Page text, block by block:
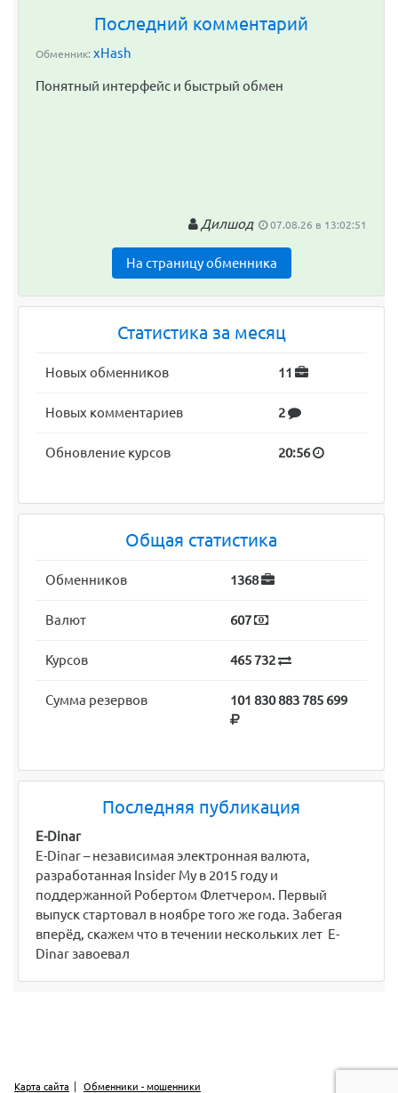
Последний комментарий
Обменник: xHash
Понятный интерфейс и быстрый обмен
Дилшод 07.08.26 в 13:02:51
На страницу обменника
Статистика за месяц
Новых обменников 11
Новых комментариев 2
Обновление курсов 20:56
Общая статистика
Обменников 1368
Валют 607
Курсов 465 732
Сумма резервов 101 830 883 785 699
Последняя публикация
E-Dinar
E-Dinar – независимая электронная валюта,
разработанная Insider My в 2015 году и
поддержанной Робертом Флетчером. Первый
выпуск стартовал в ноябре того же года. Забегая
вперёд, скажем что в течении нескольких лет E-
Dinar завоевал
Карта сайта Обменники - мошенники